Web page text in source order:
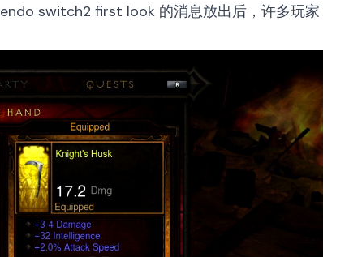
switch2 first look 的消息放出后，许多玩家